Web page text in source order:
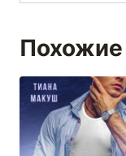
Похожие